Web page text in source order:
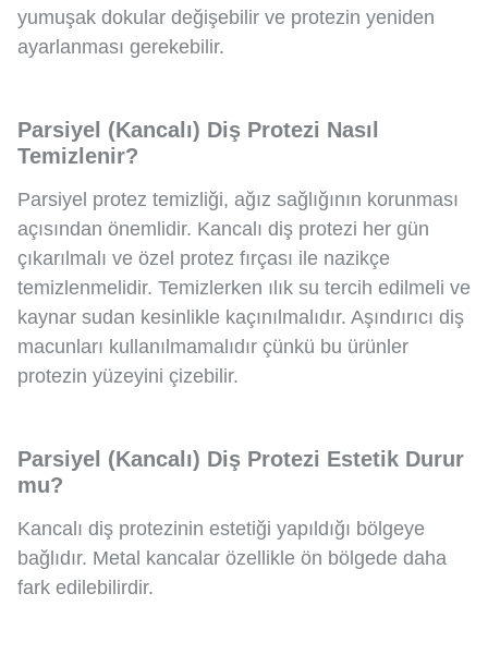
yumuşak dokular değişebilir ve protezin yeniden
ayarlanması gerekebilir.
Parsiyel (Kancalı) Diş Protezi Nasıl
Temizlenir?
Parsiyel protez temizliği, ağız sağlığının korunması
açısından önemlidir. Kancalı diş protezi her gün
çıkarılmalı ve özel protez fırçası ile nazikçe
temizlenmelidir. Temizlerken ılık su tercih edilmeli ve
kaynar sudan kesinlikle kaçınılmalıdır. Aşındırıcı diş
macunları kullanılmamalıdır çünkü bu ürünler
protezin yüzeyini çizebilir.
Parsiyel (Kancalı) Diş Protezi Estetik Durur
mu?
Kancalı diş protezinin estetiği yapıldığı bölgeye
bağlıdır. Metal kancalar özellikle ön bölgede daha
fark edilebilirdir.